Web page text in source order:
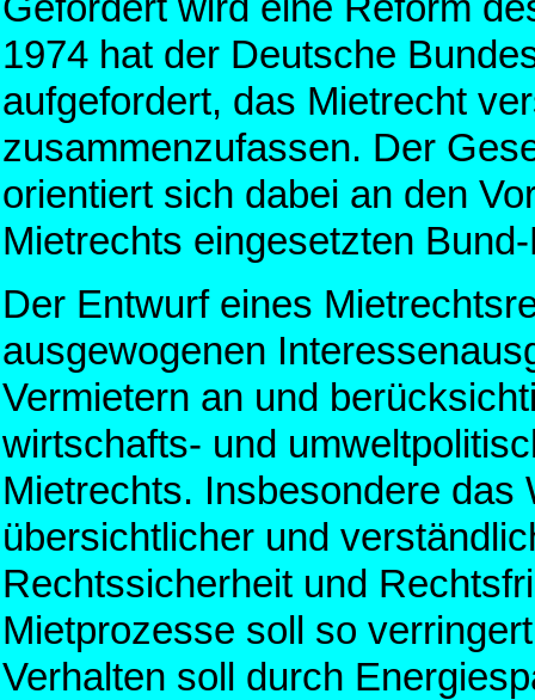
Gefordert wird eine Reform
1974 hat der Deutsche
aufgefordert, das Mietrecht
zusammenzufassen. Der
orientiert sich dabei an den
Mietrechts eingesetzten
Der Entwurf eines
ausgewogenen
Vermietern an und
wirtschafts- und
Mietrechts. Insbesondere das
übersichtlicher und
Rechtssicherheit und
Mietprozesse soll so
Verhalten soll durch